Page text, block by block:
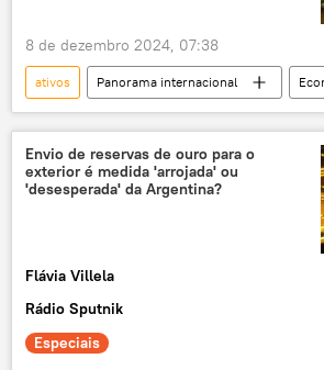
Jabuticaba Sem Caroço
produto interno bruto
moeda
moedas nacionais
EUA
8 de dezembro 2024, 07:38
ativos Panorama internacional
Europa
Donald Trump
Estados Unidos
Financial Times
Banco Central Europeu
guerra comercial
Envio de reservas de ouro para o
exterior é medida 'arrojada' ou
'desesperada' da Argentina?
Flávia Villela
Rádio Sputnik
Especiais